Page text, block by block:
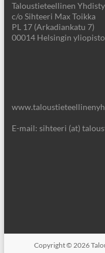
Taloustieteellinen
c/o Sihteeri Max Toikka
PL 17 (Arkadiankatu 7)
00014 Helsingin yliopisto
E-mail: sihteeri (at)
Copyright © 2026